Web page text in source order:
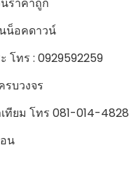
ราคาถูก
น็อคดาวน์
โทร : 0929592259
รบวงจร
ทียม โทร 081-014-4828
น